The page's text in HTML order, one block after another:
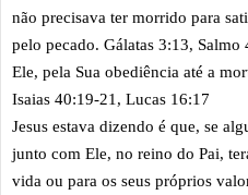
não precisava ter morrido para
pelo pecado. Gálatas 3:13, Salmo
Ele, pela Sua obediência até a
Isaias 40:19-21, Lucas 16:17
Jesus estava dizendo é que, se
junto com Ele, no reino do Pai,
vida ou para os seus próprios